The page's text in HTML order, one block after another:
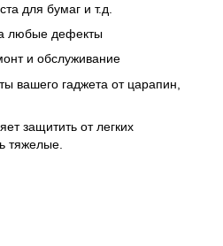
для бумаг и т.д.
любые дефекты
и обслуживание
вашего гаджета от царапин,
защитить от легких
тяжелые.